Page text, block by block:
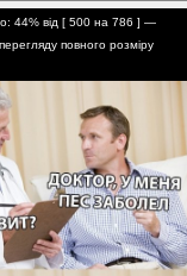
44% від [ 500 на 786 ] —
повного розміру